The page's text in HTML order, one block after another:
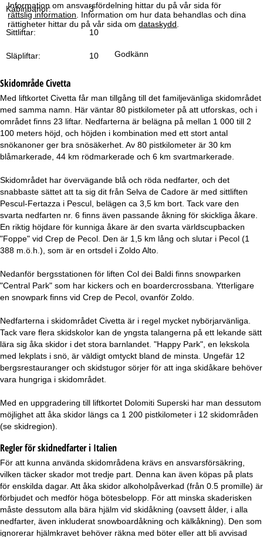
Information om ansvarsfördelning hittar du på vår sida för
rättslig information . Information om hur data behandlas och dina
rättigheter hittar du på vår sida omdataskydd
Godkänn
a
Kabinbanor: 3
Sittliftar: 10
Släpliftar: 10
SkidområdeCivetta
Med liftkortet Civetta får man tillgång till det familjevänliga skidområdet
med samma namn. Här väntar 80 pistkilometer på att utforskas, och i
området finns 23 liftar. Nedfarterna är belägna på mellan 1 000 till 2
100 meters höjd, och höjden i kombination med ett stort antal
snökanoner ger bra snösäkerhet. Av 80 pistkilometer är 30 km
blåmarkerade, 44 km rödmarkerade och 6 km svartmarkerade.
Skidområdet har övervägande blå och röda nedfarter, och det
snabbaste sättet att ta sig dit från Selva de Cadore är med sittliften
Pescul-Fertazza i Pescul, belägen ca 3,5 km bort. Tack vare den
svarta nedfarten nr. 6 finns även passande åkning för skickliga åkare.
En riktig höjdare för kunniga åkare är den svarta världscupbacken
"Foppe" vid Crep de Pecol. Den är 1,5 km lång och slutar i Pecol (1
388 m.ö.h.), som är en ortsdel i Zoldo Alto.
Nedanför bergsstationen för liften Col dei Baldi finns snowparken
"Central Park" som har kickers och en boardercrossbana. Ytterligare
en snowpark finns vid Crep de Pecol, ovanför Zoldo.
Nedfarterna i skidområdet Civetta är i regel mycket nybörjarvänliga.
Tack vare flera skidskolor kan de yngsta talangerna på ett lekande sätt
lära sig åka skidor i det stora barnlandet. "Happy Park", en lekskola
med lekplats i snö, är väldigt omtyckt bland de minsta. Ungefär 12
bergsrestauranger och skidstugor sörjer för att inga skidåkare behöver
vara hungriga i skidområdet.
Med en uppgradering till liftkortet Dolomiti Superski har man dessutom
möjlighet att åka skidor längs ca 1 200 pistkilometer i 12 skidområden
(se skidregion).
Regler för skidnedfarter i Italien
För att kunna använda skidområdena krävs en ansvarsförsäkring,
vilken täcker skador mot tredje part. Denna kan även köpas på plats
för enskilda dagar. Att åka skidor alkoholpåverkad (från 0.5 promille) är
förbjudet och medför höga bötesbelopp. För att minska skaderisken
måste dessutom alla bära hjälm vid skidåkning (oavsett ålder, i alla
nedfarter, även inkluderat snowboardåkning och kälkåkning). Den som
ignorerar hjälmkravet behöver räkna med böter eller att bli avvisad